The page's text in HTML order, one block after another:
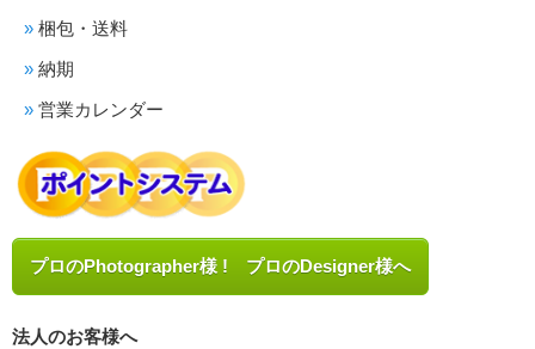
梱包・送料
納期
営業カレンダー
プロのPhotographer様 ! プロのDesigner様へ
法人のお客様へ